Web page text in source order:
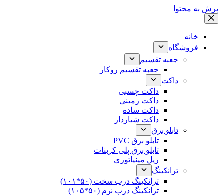
پرش به محتوا
خانه
فروشگاه
جعبه تقسیم
جعبه تقسیم روکار
داکت
داکت چسبی
داکت زمینی
داکت ساده
داکت شیاردار
تابلو برق
تابلو برق PVC
تابلو برق پلی کربنات
ریل مینیاتوری
ترانکینگ
ترانکینگ درب سخت (۵۰*۱۰۱)
ترانکینگ درب نرم (۵۰*۱۰۵)